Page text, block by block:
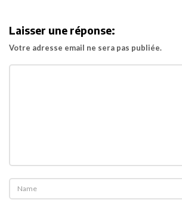
Laisser une réponse:
Votre adresse email ne sera pas publiée.